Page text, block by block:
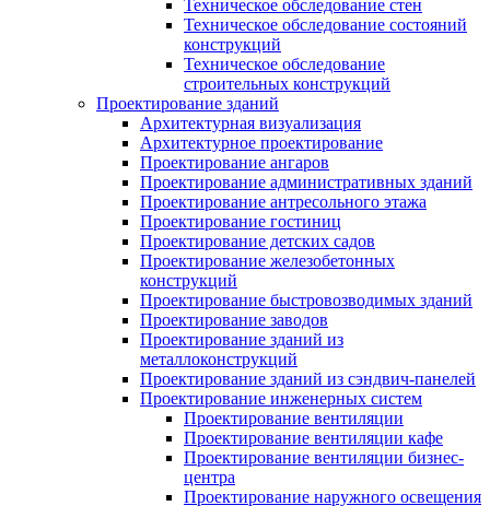
Техническое обследование стен
Техническое обследование состояний
конструкций
Техническое обследование
строительных конструкций
Проектирование зданий
Архитектурная визуализация
Архитектурное проектирование
Проектирование ангаров
Проектирование административных зданий
Проектирование антресольного этажа
Проектирование гостиниц
Проектирование детских садов
Проектирование железобетонных
конструкций
Проектирование быстровозводимых зданий
Проектирование заводов
Проектирование зданий из
металлоконструкций
Проектирование зданий из сэндвич-панелей
Проектирование инженерных систем
Проектирование вентиляции
Проектирование вентиляции кафе
Проектирование вентиляции бизнес-
центра
Проектирование наружного освещения